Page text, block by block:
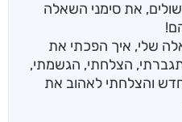
את סימני השאלה
שלי, איך הפכתי את
הצלחתי, הגשמתי,
והצלחתי לאהוב את